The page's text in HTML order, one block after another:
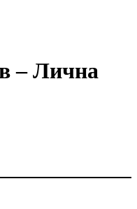
– Лична